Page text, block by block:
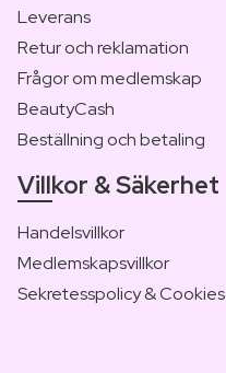
Leverans
Retur och reklamation
Frågor om medlemskap
BeautyCash
Beställning och betaling
Villkor & Säkerhet
Handelsvillkor
Medlemskapsvillkor
Sekretesspolicy & Cookies